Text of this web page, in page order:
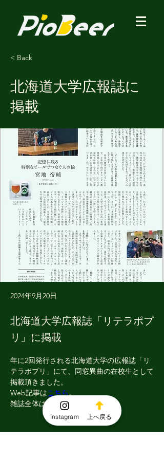
< Back
北海道大学広報誌に
掲載
2024年9月20日
北海道大学広報誌「リテラポプ
リ」に掲載
年に2回発行される北海道大学の広報誌「リ
テラポプリ」にて、同窓異曲の在校生として
掲載頂きました。
Web記事はこちら。
雑誌全体はこちら。
Instagram 上へ戻る